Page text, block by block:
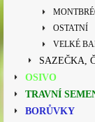
OSTATNÍ
VELKÉ
SAZEČKA,
OSIVO
TRAVNÍ
BORŮVKY